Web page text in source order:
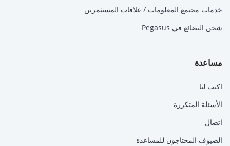
خدمات مجتمع المعلومات / علاقات المستثمرين
شحن البضائع في Pegasus
مساعدة
اكتب لنا
الأسئلة المتكررة
اتصال
الضيوف المحتاجون للمساعدة